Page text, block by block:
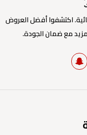
اكتشفوا أفضل العروض
مع ضمان الجودة.